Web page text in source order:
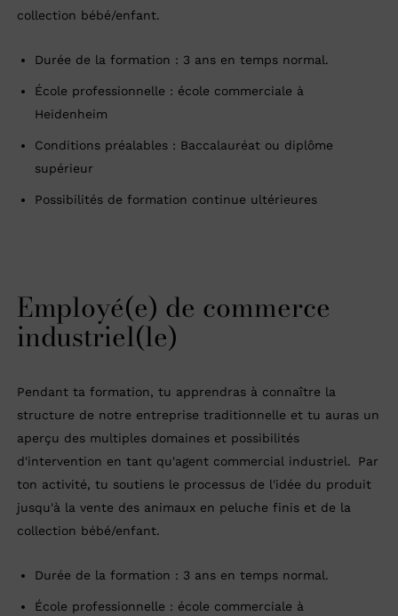
collection bébé/enfant.
Durée de la formation : 3 ans en temps normal.
École professionnelle : école commerciale à
Heidenheim
Conditions préalables : Baccalauréat ou diplôme
supérieur
Possibilités de formation continue ultérieures
Employé(e) de commerce
industriel(le)
Pendant ta formation, tu apprendras à connaître la
structure de notre entreprise traditionnelle et tu auras un
aperçu des multiples domaines et possibilités
d'intervention en tant qu'agent commercial industriel. Par
ton activité, tu soutiens le processus de l'idée du produit
jusqu'à la vente des animaux en peluche finis et de la
collection bébé/enfant.
Durée de la formation : 3 ans en temps normal.
École professionnelle : école commerciale à